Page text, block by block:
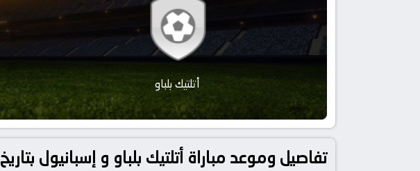
أتلتيك بلباو
تفاصيل وموعد مباراة أتلتيك بلباو و إسبانيول بتاريخ 2025-12-22 في دوري إسبانيا, الدوري الإسباني